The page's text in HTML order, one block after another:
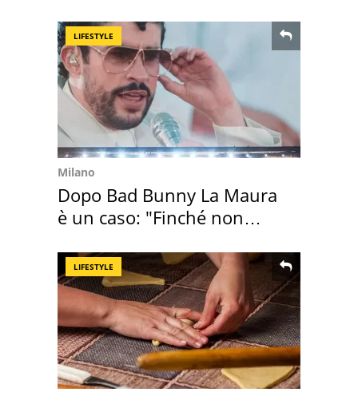
LIFESTYLE
Milano
Dopo Bad Bunny La Maura
è un caso: "Finché non
LIFESTYLE